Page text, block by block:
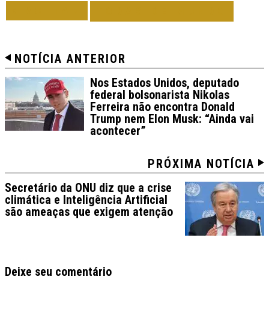
NOTÍCIA ANTERIOR
Nos Estados Unidos, deputado
federal bolsonarista Nikolas
Ferreira não encontra Donald
Trump nem Elon Musk: “Ainda vai
acontecer”
PRÓXIMA NOTÍCIA
Secretário da ONU diz que a crise
climática e Inteligência Artificial
são ameaças que exigem atenção
Deixe seu comentário